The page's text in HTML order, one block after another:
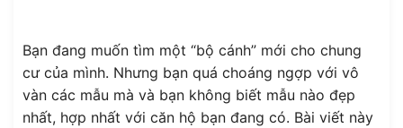
Bạn đang muốn tìm một “bộ cánh” mới cho chung
cư của mình. Nhưng bạn quá choáng ngợp với vô
vàn các mẫu mà và bạn không biết mẫu nào đẹp
nhất, hợp nhất với căn hộ bạn đang có. Bài viết này